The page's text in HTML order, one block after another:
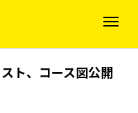
ト、コース図公開